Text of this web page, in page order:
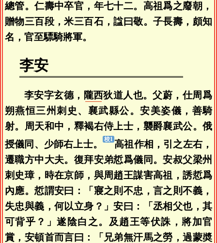
總管。仁壽中卒官，年七十二。高祖爲之廢朝，
贈物三百段，米三百石，諡曰敬。子長壽，頗知
名，官至驃騎將軍。
李安
李安字玄德， 隴西狄道人也。父蔚，仕周爲
朔燕恒三州刺史、襄武縣公。安美姿儀，善騎
射。周天和中，釋褐右侍上士，襲爵襄武公。俄
授儀同、少師右上士。
高祖作相，引之左右，
遷職方中大夫。復拜安弟悊爲儀同。安叔父梁州
刺史璋，時在京師，與周趙王謀害高祖，誘悊爲
內應。悊謂安曰：「寢之則不忠，言之則不義，
失忠與義，何以立身？」安曰：「丞相父也，其
可背乎？」遂陰白之。及趙王等伏誅，將加官
賞，安頓首而言曰：「兄弟無汗馬之勞，過蒙奬